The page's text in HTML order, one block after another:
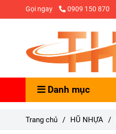
Gọi ngay 0909 150 870
Danh mục
Trang chủ / HŨ NHỰA /